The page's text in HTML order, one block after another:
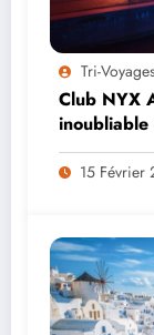
Tri-
Club NYX
ville
15 Février